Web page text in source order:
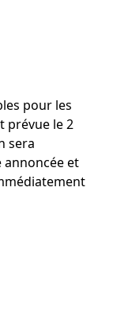
pour les
prévue le 2
sera
annoncée et